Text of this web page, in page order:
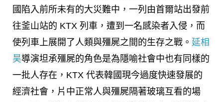
國陷入前所未有的大災難中，一列由首爾站出發前
往釜山站的 KTX 列車，遭到一名感染者入侵，而
使列車上展開了人類與殭屍之間的生存之戰。 延相
昊導演坦承殭屍的角色是為隱喻社會中也有同樣的
一批人存在，KTX 代表韓國現今過度快速發展的
經濟社會，片中正常人與殭屍隔著玻璃互看的場